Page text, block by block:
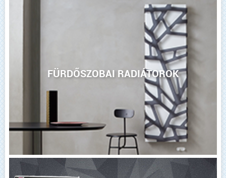
FÜRDŐSZOBAI RADIÁTOROK